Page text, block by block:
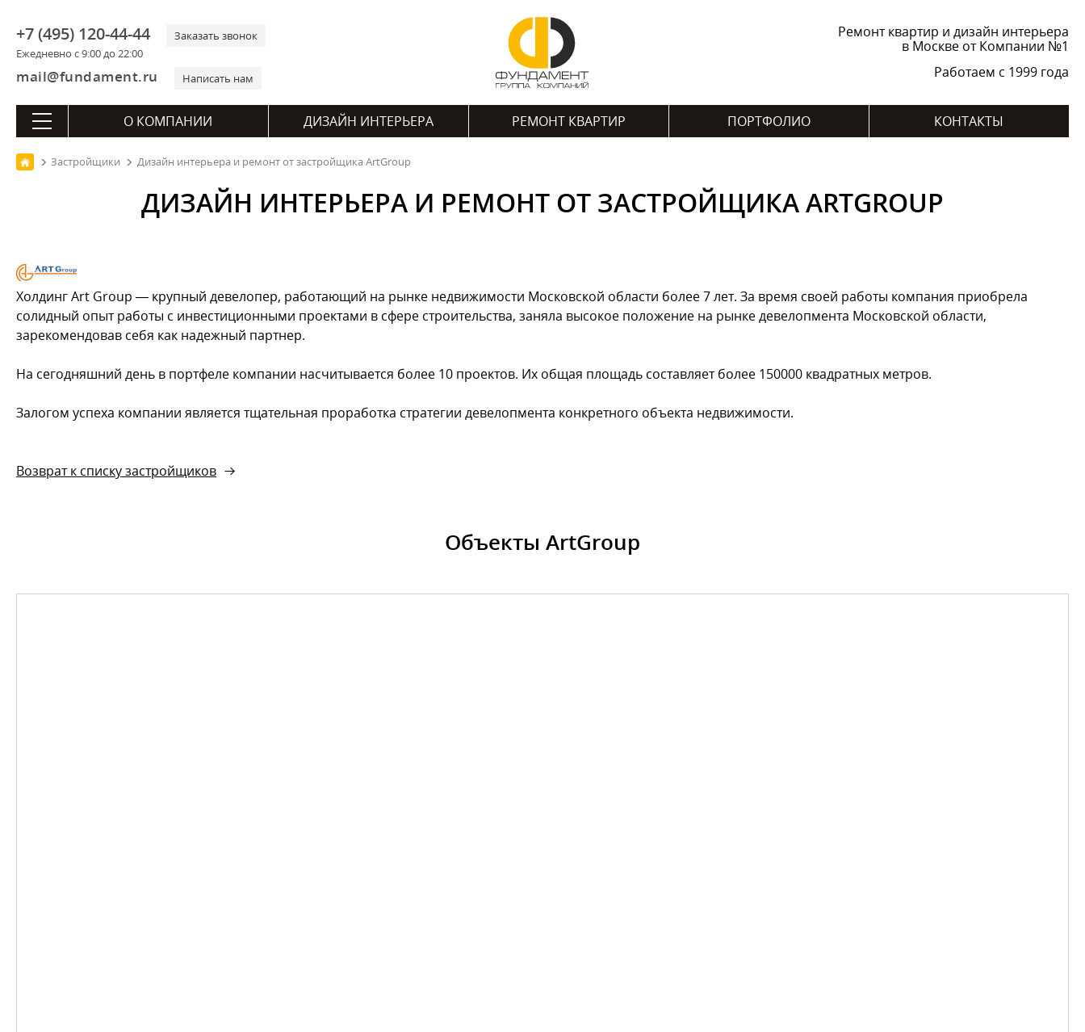
+7 (495) 120-44-44
Ежедневно с 9:00 до 22:00
Заказать звонок
mail@fundament.ru Написать нам
Ремонт квартир и дизайн интерьера
в Москве от Компании №1
Работаем с 1999 года
О КОМПАНИИ ДИЗАЙН ИНТЕРЬЕРА РЕМОНТ КВАРТИР ПОРТФОЛИО КОНТАКТЫ
Застройщики Дизайн интерьера и ремонт от застройщика ArtGroup
ДИЗАЙН ИНТЕРЬЕРА И РЕМОНТ ОТ ЗАСТРОЙЩИКА ARTGROUP
Холдинг Art Group — крупный девелопер, работающий на рынке недвижимости Московской области более 7 лет. За время своей работы компания приобрела
солидный опыт работы с инвестиционными проектами в сфере строительства, заняла высокое положение на рынке девелопмента Московской области,
зарекомендовав себя как надежный партнер.
На сегодняшний день в портфеле компании насчитывается более 10 проектов. Их общая площадь составляет более 150000 квадратных метров.
Залогом успеха компании является тщательная проработка стратегии девелопмента конкретного объекта недвижимости.
Возврат к списку застройщиков
Объекты ArtGroup